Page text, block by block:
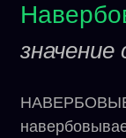
значение